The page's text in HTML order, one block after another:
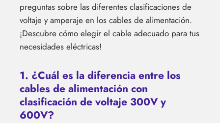
preguntas sobre las diferentes clasificaciones de
voltaje y amperaje en los cables de alimentación.
¡Descubre cómo elegir el cable adecuado para tus
necesidades eléctricas!
1. ¿Cuál es la diferencia entre los
cables de alimentación con
clasificación de voltaje 300V y
600V?